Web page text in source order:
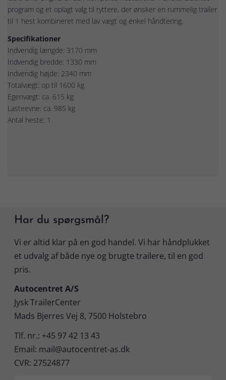
program og et oplagt valg til ryttere, der ønsker en rummelig trailer
til 1 hest kombineret med lav vægt og enkel håndtering.
Specifikationer
Indvendig længde: 3170 mm
Indvendig bredde: 1330 mm
Indvendig højde: 2340 mm
Totalvægt: op til 1600 kg
Egenvægt: ca. 615 kg
Lasteevne: ca. 985 kg
Antal heste: 1
Har du spørgsmål?
Vi er altid klar på en god handel. Vi har håndplukket
et udvalg af både nye og brugte trailere, til en god
pris.
Autocentret A/S
Jysk TrailerCenter
Mads Bjerres Vej 8, 7500 Holstebro
Tlf. nr.: +45 97 42 13 43
Email: mail@autocentret-as.dk
CVR: 27524877